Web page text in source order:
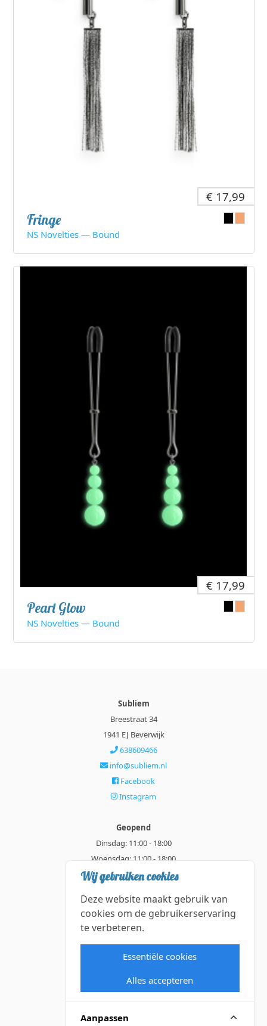
€ 17,99
Fringe
NS Novelties — Bound
€ 17,99
Pearl Glow
NS Novelties — Bound
Subliem
Breestraat 34
1941 EJ Beverwijk
638609466
info@subliem.nl
Facebook
Instagram
Geopend
Dinsdag: 11:00 - 18:00
Woensdag: 11:00 - 18:00
Donderdag: 11:00 - 21:00
Zaterdag: 11:00 - 18:00
Alle getoonde prijzen zijn incl. BTW.
©2026 Subliem — All rights reserved.
Wij gebruiken cookies
Deze website maakt gebruik van
cookies om de gebruikerservaring
te verbeteren.
Essentiële cookies
Alles accepteren
Aanpassen